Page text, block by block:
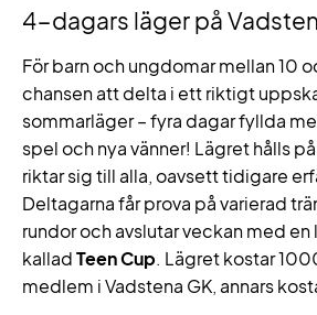
4-dagars läger på
För barn och ungdomar mellan 10
chansen att delta i ett riktigt
sommarläger – fyra dagar fyllda
spel och nya vänner! Lägret hålls
riktar sig till alla, oavsett tidigare
Deltagarna får prova på varierad
rundor och avslutar veckan med
kalladTeen Cup. Lägret kostar
medlem i Vadstena GK, annars